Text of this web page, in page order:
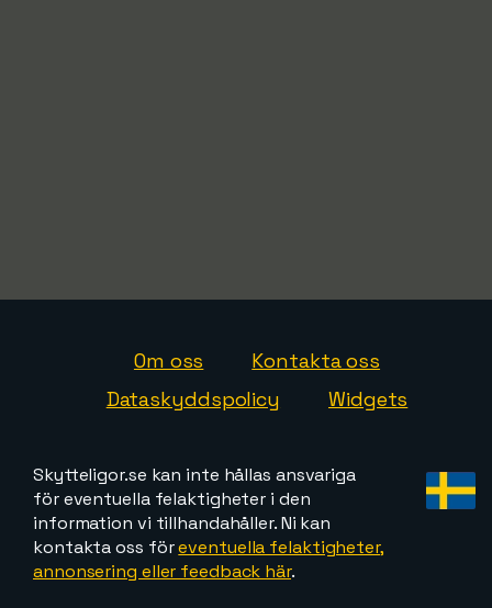
Om oss
Kontakta oss
Dataskyddspolicy
Widgets
Skytteligor.se kan inte hållas ansvariga
för eventuella felaktigheter i den
information vi tillhandahåller. Ni kan
kontakta oss föreventuella felaktigheter,
annonsering eller feedback här.